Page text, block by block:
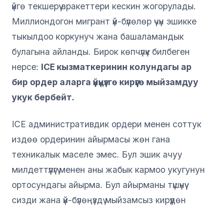
үйгө текшерүү аракеттери кескин жогорулады.
Миллиондогон мигрант үй-бүлөлөр үчүн эшикке
тыкылдоо коркунуч жана башаламандык
булагына айланды. Бирок көпчүлүк билбеген
нерсе: ICE кызматкеринин колундагы ар
бир ордер аларга үйүңүзгө кирүүгө мыйзамдуу
укук бербейт.
ICE административдик ордери менен соттук
издөө ордеринин айырмасы жөн гана
техникалык маселе эмес. Бул эшик ачуу
милдеттүүлүгү менен аны жабык кармоо укугунун
ортосундагы айырма. Бул айырманы түшүнүү
сизди жана үй-бүлөңүздү мыйзамсыз кирүүдөн